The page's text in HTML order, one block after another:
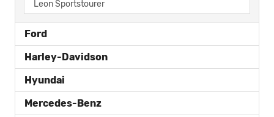
Leon Sportstourer
Ford
Harley-Davidson
Hyundai
Mercedes-Benz